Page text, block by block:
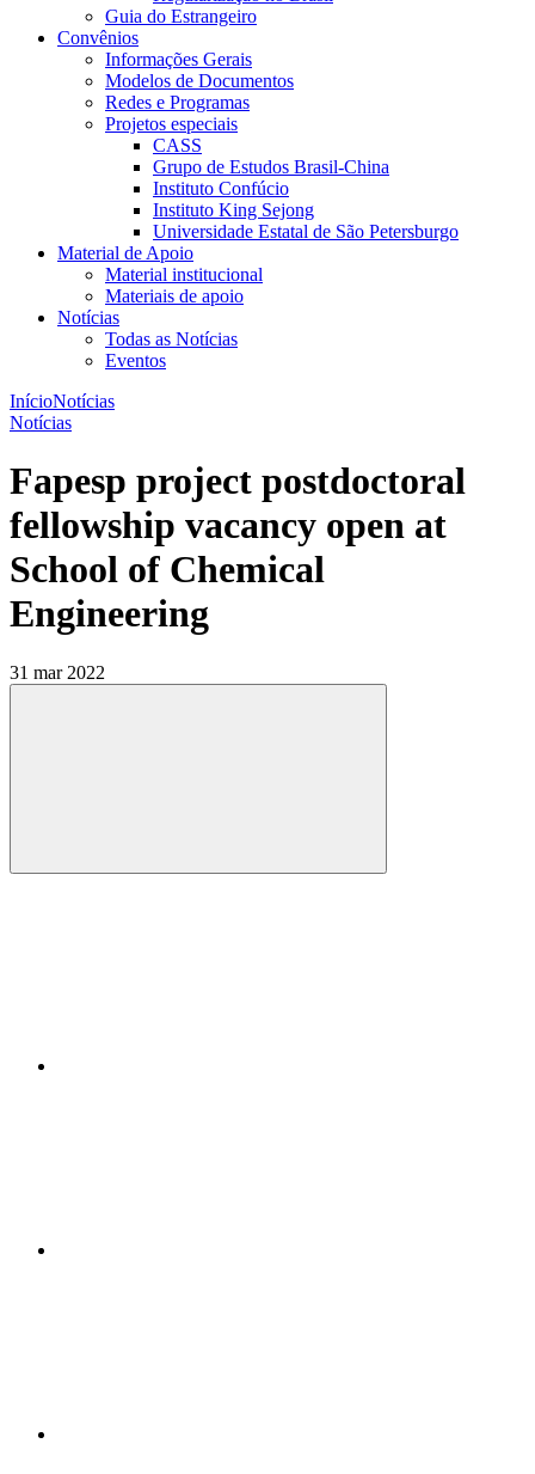
Guia do Estrangeiro
Convênios
Informações Gerais
Modelos de Documentos
Redes e Programas
Projetos especiais
CASS
Grupo de Estudos Brasil-China
Instituto Confúcio
Instituto King Sejong
Universidade Estatal de São Petersburgo
Material de Apoio
Material institucional
Materiais de apoio
Notícias
Todas as Notícias
Eventos
InícioNotícias
Notícias
Fapesp project postdoctoral
fellowship vacancy open at
School of Chemical
Engineering
31 mar 2022
Compartilhar